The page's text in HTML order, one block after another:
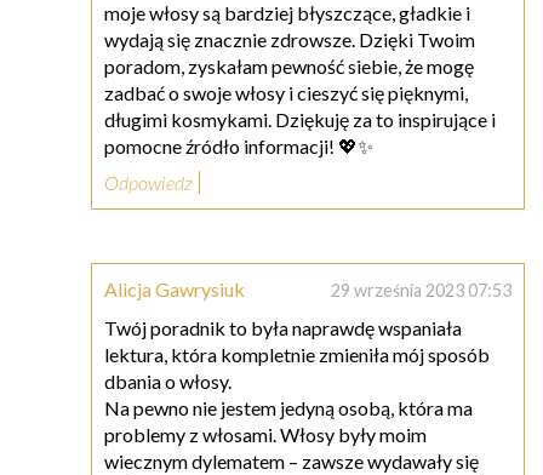
moje włosy są bardziej błyszczące, gładkie i
wydają się znacznie zdrowsze. Dzięki Twoim
poradom, zyskałam pewność siebie, że mogę
zadbać o swoje włosy i cieszyć się pięknymi,
długimi kosmykami. Dziękuję za to inspirujące i
pomocne źródło informacji! 💖✨
Odpowiedz
Alicja Gawrysiuk 29 września 2023 07:53
Twój poradnik to była naprawdę wspaniała
lektura, która kompletnie zmieniła mój sposób
dbania o włosy.
Na pewno nie jestem jedyną osobą, która ma
problemy z włosami. Włosy były moim
wiecznym dylematem – zawsze wydawały się